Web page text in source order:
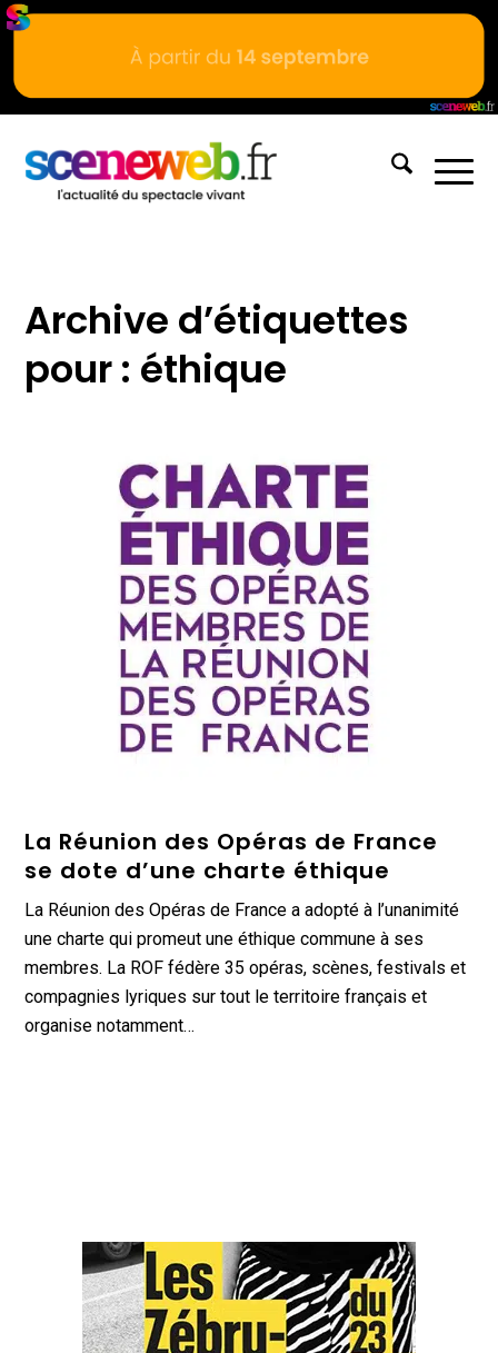
Archive d’étiquettes
pour : éthique
La Réunion des Opéras de France
se dote d’une charte éthique
La Réunion des Opéras de France a adopté à l’unanimité
une charte qui promeut une éthique commune à ses
membres. La ROF fédère 35 opéras, scènes, festivals et
compagnies lyriques sur tout le territoire français et
organise notamment…